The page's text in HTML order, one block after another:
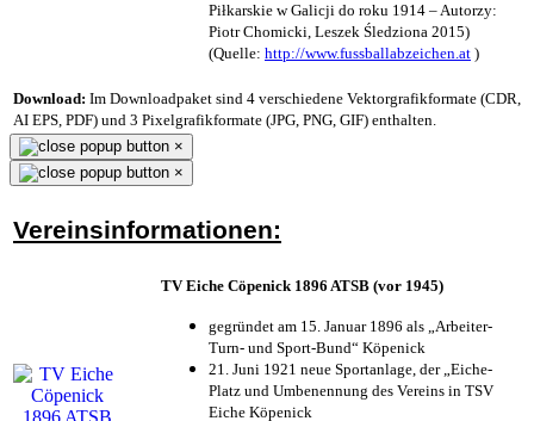
Piłkarskie w Galicji do roku 1914 – Autorzy:
Piotr Chomicki, Leszek Śledziona 2015)
(Quelle: http://www.fussballabzeichen.at )
Download: Im Downloadpaket sind 4 verschiedene Vektorgrafikformate (CDR,
AI EPS, PDF) und 3 Pixelgrafikformate (JPG, PNG, GIF) enthalten.
×
×
Vereinsinformationen:
TV Eiche Cöpenick 1896 ATSB (vor 1945)
gegründet am 15. Januar 1896 als „Arbeiter-
Turn- und Sport-Bund“ Köpenick
21. Juni 1921 neue Sportanlage, der „Eiche-
Platz und Umbenennung des Vereins in TSV
Eiche Köpenick